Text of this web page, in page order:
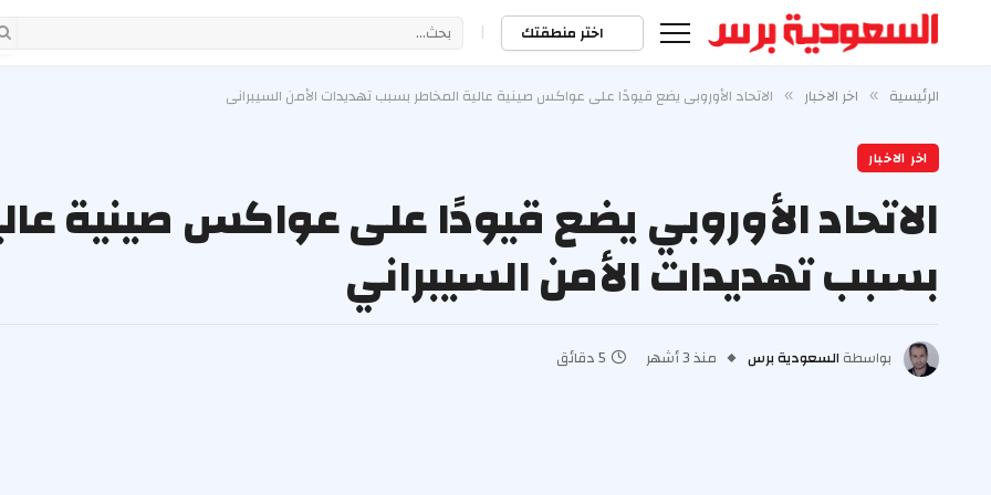
اختر منطقتك |
الرئيسية » اخر الاخبار » الاتحاد الأوروبي يضع قيودًا على عواكس صينية عالية المخاطر بسبب تهديدات الأمن السيبراني
اخر الاخبار
الاتحاد الأوروبي يضع قيودًا على عواكس صينية
بسبب تهديدات الأمن السيبراني
بواسطة السعودية برس منذ 3 أشهر 5 دقائق